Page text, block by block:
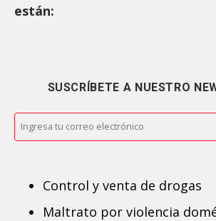
están:
SUSCRÍBETE A NUESTRO
Control y venta de drogas
Maltrato por violencia